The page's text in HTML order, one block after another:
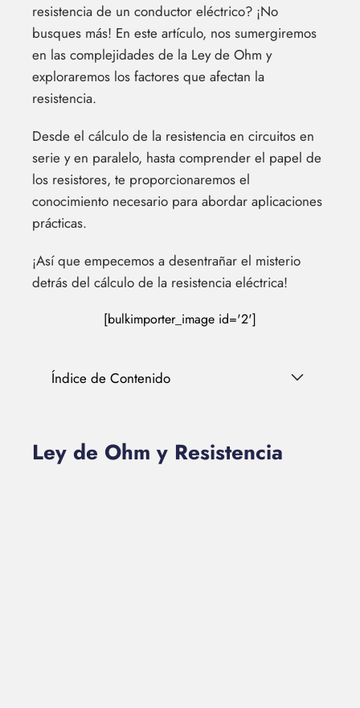
resistencia de un conductor eléctrico? ¡No
busques más! En este artículo, nos sumergiremos
en las complejidades de la Ley de Ohm y
exploraremos los factores que afectan la
resistencia.
Desde el cálculo de la resistencia en circuitos en
serie y en paralelo, hasta comprender el papel de
los resistores, te proporcionaremos el
conocimiento necesario para abordar aplicaciones
prácticas.
¡Así que empecemos a desentrañar el misterio
detrás del cálculo de la resistencia eléctrica!
[bulkimporter_image id='2']
Índice de Contenido
Ley de Ohm y Resistencia